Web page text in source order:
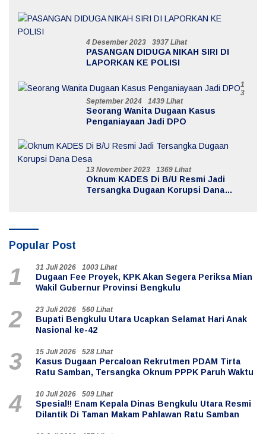
4 Desember 2023 3937 Lihat
PASANGAN DIDUGA NIKAH SIRI DI
LAPORKAN KE POLISI
1
3
September 2024
1439 Lihat
Seorang Wanita Dugaan Kasus
Penganiayaan Jadi DPO
13 November 2023 1369 Lihat
Oknum KADES Di B/U Resmi Jadi
Tersangka Dugaan Korupsi Dana
Popular Post
1 31 Juli 2026 1003 Lihat
Dugaan Fee Proyek, KPK Akan Segera Periksa Mian
Wakil Gubernur Provinsi Bengkulu
2 23 Juli 2026 560 Lihat
Bupati Bengkulu Utara Ucapkan Selamat Hari Anak
Nasional ke-42
3 15 Juli 2026 528 Lihat
Kasus Dugaan Percaloan Rekrutmen PDAM Tirta
Ratu Samban, Tersangka Oknum PPPK Paruh Waktu
4 10 Juli 2026 509 Lihat
Spesial!! Enam Kepala Dinas Bengkulu Utara Resmi